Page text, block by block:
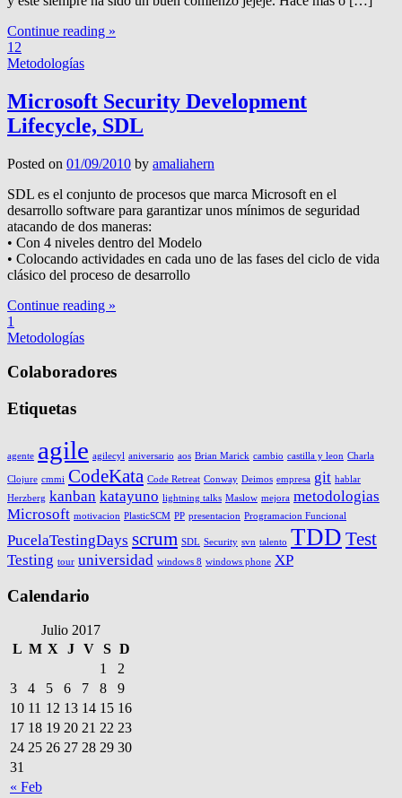
Continue reading »
12
Metodologías
Microsoft Security Development
Lifecycle, SDL
Posted on 01/09/2010 by amaliahern
SDL es el conjunto de procesos que marca Microsoft en el
desarrollo software para garantizar unos mínimos de seguridad
atacando de dos maneras:
• Con 4 niveles dentro del Modelo
• Colocando actividades en cada uno de las fases del ciclo de vida
clásico del proceso de desarrollo
Continue reading »
1
Metodologías
Colaboradores
Etiquetas
agente agile agilecyl aniversario aos Brian Marick cambio castilla y leon Charla
Clojure cmmi CodeKata Code Retreat Conway Deimos empresa git hablar
Herzberg kanban katayuno lightning talks Maslow mejora metodologias
Microsoft motivacion PlasticSCM PP presentacion Programacion Funcional
PucelaTestingDays scrum SDL Security svn talento TDD Test
Testing tour universidad windows 8 windows phone XP
Calendario
Julio 2017
L M X J V S D
« Feb
1
2
3
4 5 6 7 8
9
10 11 12 13 14 15 16
17 18 19 20 21 22 23
24 25 26 27 28 29 30
31